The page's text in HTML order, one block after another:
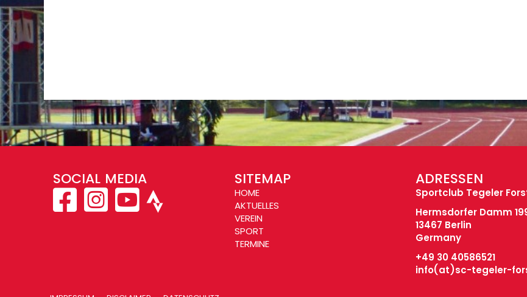
SOCIAL MEDIA SITEMAP
HOME
AKTUELLES
VEREIN
SPORT
TERMINE
ADRESSEN
Sportclub Tegeler
Hermsdorfer Damm
13467 Berlin
Germany
+49 30 40586521
info(at)sc-tegeler-